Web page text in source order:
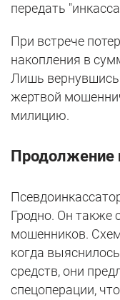
передать
При встрече
накопления в
Лишь вернувшись
жертвой
милицию.
Продолжение
Гродно. Он также
мошенников.
когда
средств, они
спецоперации,